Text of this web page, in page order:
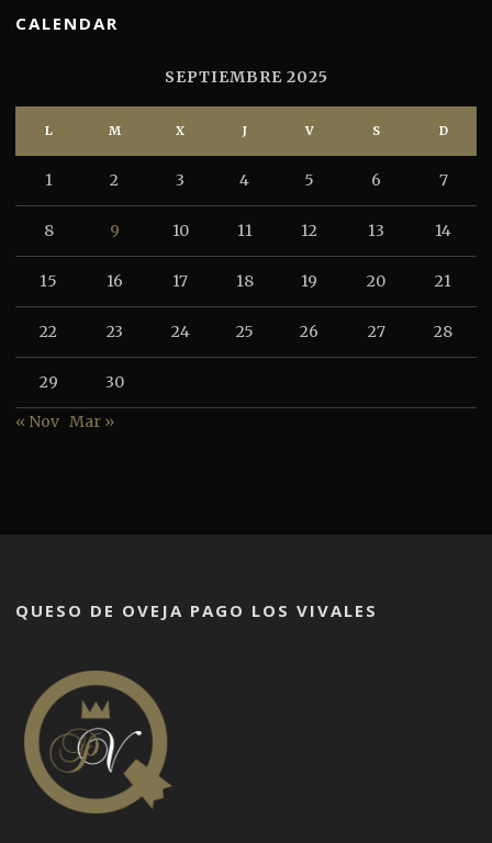
CALENDAR
SEPTIEMBRE 2025
L M X J V S D
1 2 3 4 5 6 7
8 9 10 11 12 13 14
15 16 17 18 19 20 21
22 23 24 25 26 27 28
29
30
« Nov Mar »
QUESO DE OVEJA PAGO LOS VIVALES